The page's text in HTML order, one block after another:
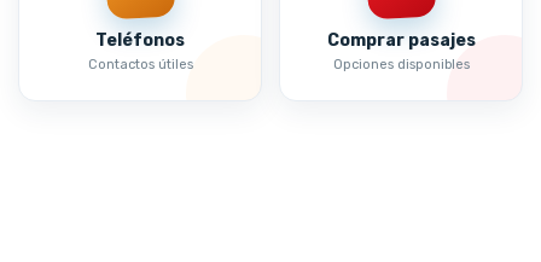
Teléfonos
Contactos útiles
Comprar pasajes
Opciones disponibles